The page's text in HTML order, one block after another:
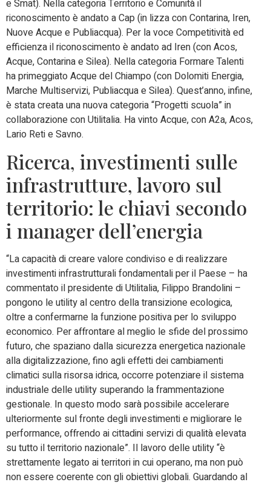
e Smat). Nella categoria Territorio e Comunità il
riconoscimento è andato a Cap (in lizza con Contarina, Iren,
Nuove Acque e Publiacqua). Per la voce Competitività ed
efficienza il riconoscimento è andato ad Iren (con Acos,
Acque, Contarina e Silea). Nella categoria Formare Talenti
ha primeggiato Acque del Chiampo (con Dolomiti Energia,
Marche Multiservizi, Publiacqua e Silea). Quest’anno, infine,
è stata creata una nuova categoria “Progetti scuola” in
collaborazione con Utilitalia. Ha vinto Acque, con A2a, Acos,
Lario Reti e Savno.
Ricerca, investimenti sulle
infrastrutture, lavoro sul
territorio: le chiavi secondo
i manager dell’energia
“La capacità di creare valore condiviso e di realizzare
investimenti infrastrutturali fondamentali per il Paese – ha
commentato il presidente di Utilitalia, Filippo Brandolini –
pongono le utility al centro della transizione ecologica,
oltre a confermarne la funzione positiva per lo sviluppo
economico. Per affrontare al meglio le sfide del prossimo
futuro, che spaziano dalla sicurezza energetica nazionale
alla digitalizzazione, fino agli effetti dei cambiamenti
climatici sulla risorsa idrica, occorre potenziare il sistema
industriale delle utility superando la frammentazione
gestionale. In questo modo sarà possibile accelerare
ulteriormente sul fronte degli investimenti e migliorare le
performance, offrendo ai cittadini servizi di qualità elevata
su tutto il territorio nazionale”. Il lavoro delle utility “è
strettamente legato ai territori in cui operano, ma non può
non essere coerente con gli obiettivi globali. Guardando al